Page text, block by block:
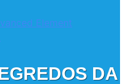
Element
DA